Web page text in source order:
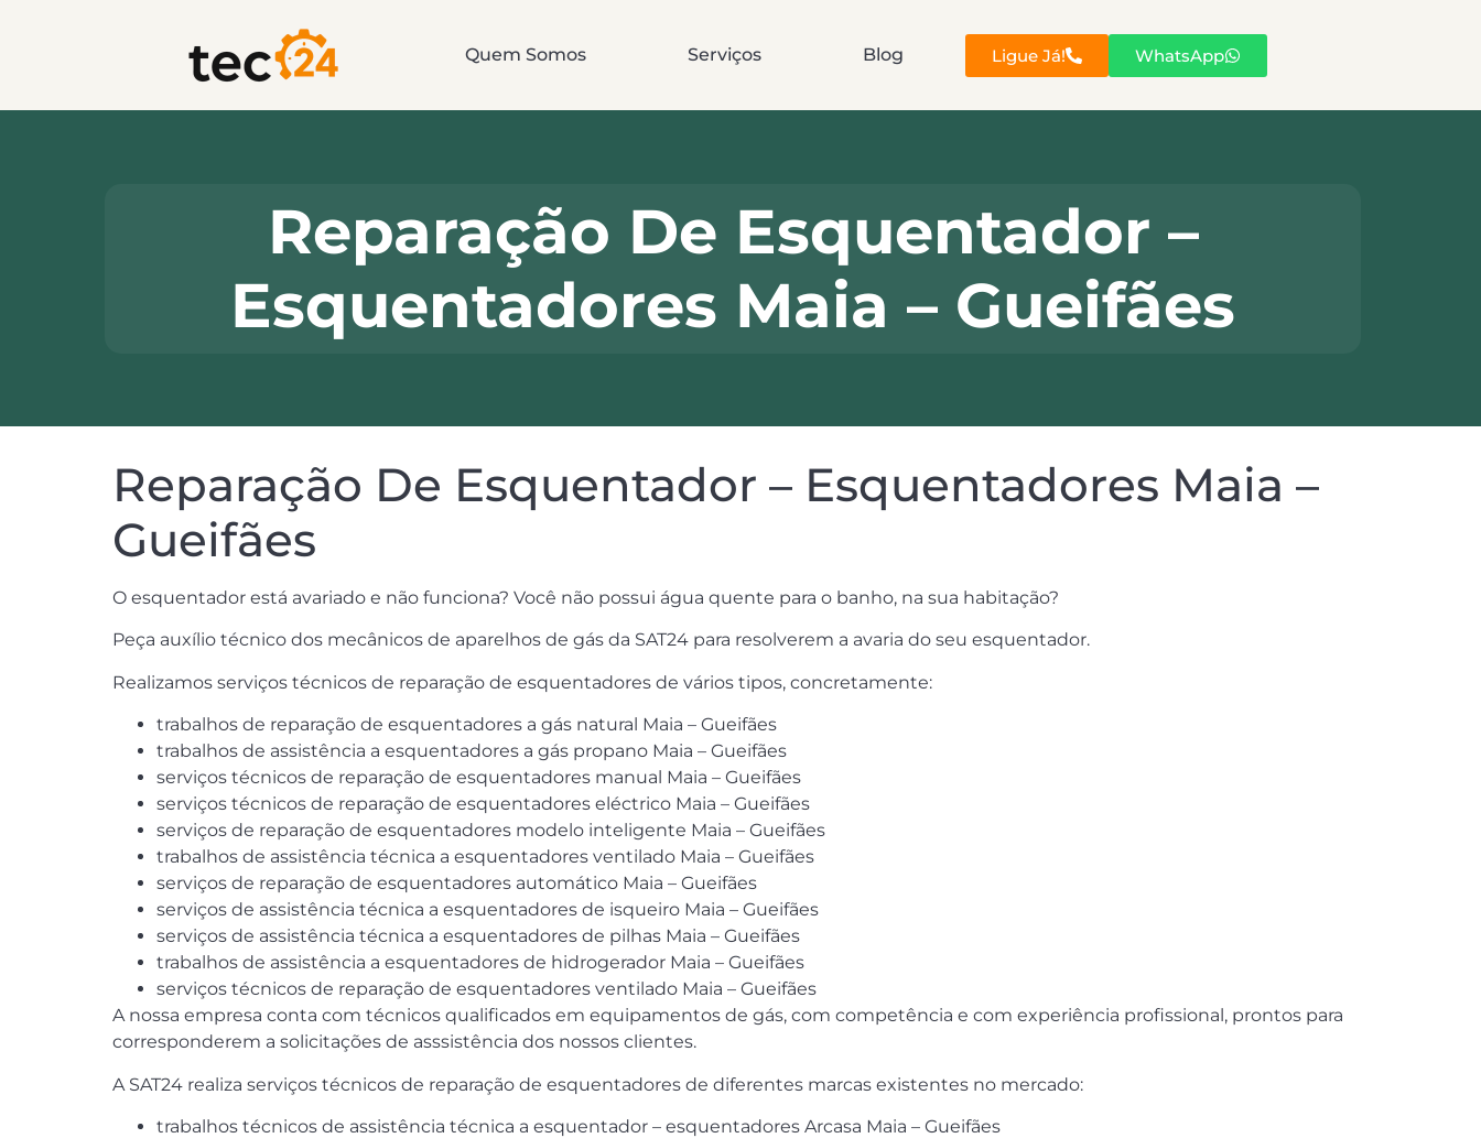
Quem Somos Serviços Blog Ligue Já! WhatsApp
Reparação De Esquentador –
Esquentadores Maia – Gueifães
Reparação De Esquentador – Esquentadores Maia –
Gueifães
O esquentador está avariado e não funciona? Você não possui água quente para o banho, na sua habitação?
Peça auxílio técnico dos mecânicos de aparelhos de gás da SAT24 para resolverem a avaria do seu esquentador.
Realizamos serviços técnicos de reparação de esquentadores de vários tipos, concretamente:
trabalhos de reparação de esquentadores a gás natural Maia – Gueifães
trabalhos de assistência a esquentadores a gás propano Maia – Gueifães
serviços técnicos de reparação de esquentadores manual Maia – Gueifães
serviços técnicos de reparação de esquentadores eléctrico Maia – Gueifães
serviços de reparação de esquentadores modelo inteligente Maia – Gueifães
trabalhos de assistência técnica a esquentadores ventilado Maia – Gueifães
serviços de reparação de esquentadores automático Maia – Gueifães
serviços de assistência técnica a esquentadores de isqueiro Maia – Gueifães
serviços de assistência técnica a esquentadores de pilhas Maia – Gueifães
trabalhos de assistência a esquentadores de hidrogerador Maia – Gueifães
serviços técnicos de reparação de esquentadores ventilado Maia – Gueifães
A nossa empresa conta com técnicos qualificados em equipamentos de gás, com competência e com experiência profissional, prontos para
corresponderem a solicitações de asssistência dos nossos clientes.
A SAT24 realiza serviços técnicos de reparação de esquentadores de diferentes marcas existentes no mercado:
trabalhos técnicos de assistência técnica a esquentador – esquentadores Arcasa Maia – Gueifães